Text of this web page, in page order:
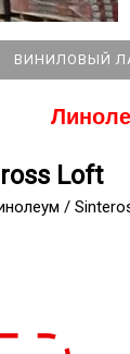
ВИНИЛОВЫЙ
Loft
/